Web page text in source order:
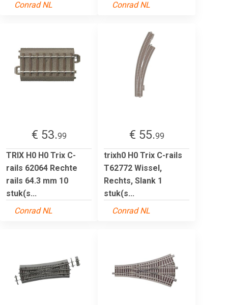
Conrad NL Conrad NL
€ 53.99
TRIX H0 H0 Trix C-
rails 62064 Rechte
rails 64.3 mm 10
stuk(s...
Conrad NL
€ 55.99
trixh0 H0 Trix C-rails
T62772 Wissel,
Rechts, Slank 1
stuk(s...
Conrad NL